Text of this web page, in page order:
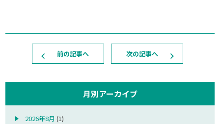
前の記事へ 次の記事へ
月別アーカイブ
2026年8月 (1)